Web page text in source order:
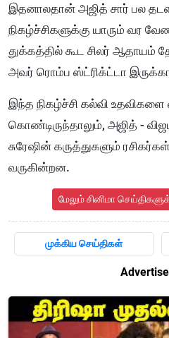
இதனாலதான் அஜித் சார் பல
நிகழ்ச்சிகளுக்கு யாரும் வர
துக்கத்தில் கூட சிலர் ஆதாயம்
அவர் ரொம்ப ஸ்ட்ரிக்ட்டா
இந்த நிகழ்ச்சி கல்வி
கொண்டிருந்தாலும், அஜித் -
சுரேஷின் கருத்துகளும்
வருகின்றன.
மேலும் சினிமா
முக்கிய செய்திகள்